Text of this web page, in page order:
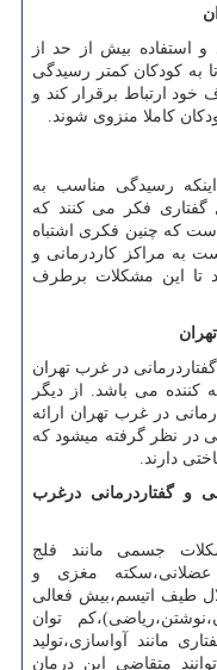
و استفاده بیش از حد از
به کودکان کمتر رسیدگی
خود ارتباط برقرار کند و
کاملا منزوی شوند.
اینکه رسیدگی مناسب به
گفتاری فکر می کنند که
است که چنین فکری اشتباه
به مراکز کاردرمانی و
تا این مشکلات برطرف
در غرب تهران
کننده می باشد. از دیگر
در غرب تهران ارائه
در نظر گرفته میشود که
دارند.
و گفتاردرمانی درغرب
جسمی مانند فلج
عضلانی،سکته مغزی و
طیف اتیسم،بیش فعالی
توان
مانند آواسازی،تولید
متقاضی این درمان